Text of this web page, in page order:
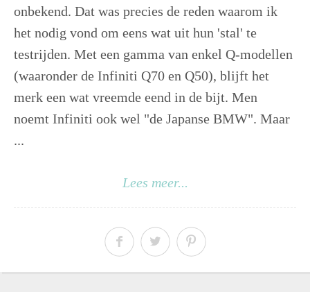
onbekend. Dat was precies de reden waarom ik
het nodig vond om eens wat uit hun 'stal' te
testrijden. Met een gamma van enkel Q-modellen
(waaronder de Infiniti Q70 en Q50), blijft het
merk een wat vreemde eend in de bijt. Men
noemt Infiniti ook wel "de Japanse BMW". Maar
...
Lees meer...